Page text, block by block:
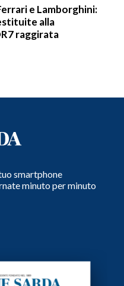
e Lamborghini:
alla
raggirata
smartphone
minuto per minuto